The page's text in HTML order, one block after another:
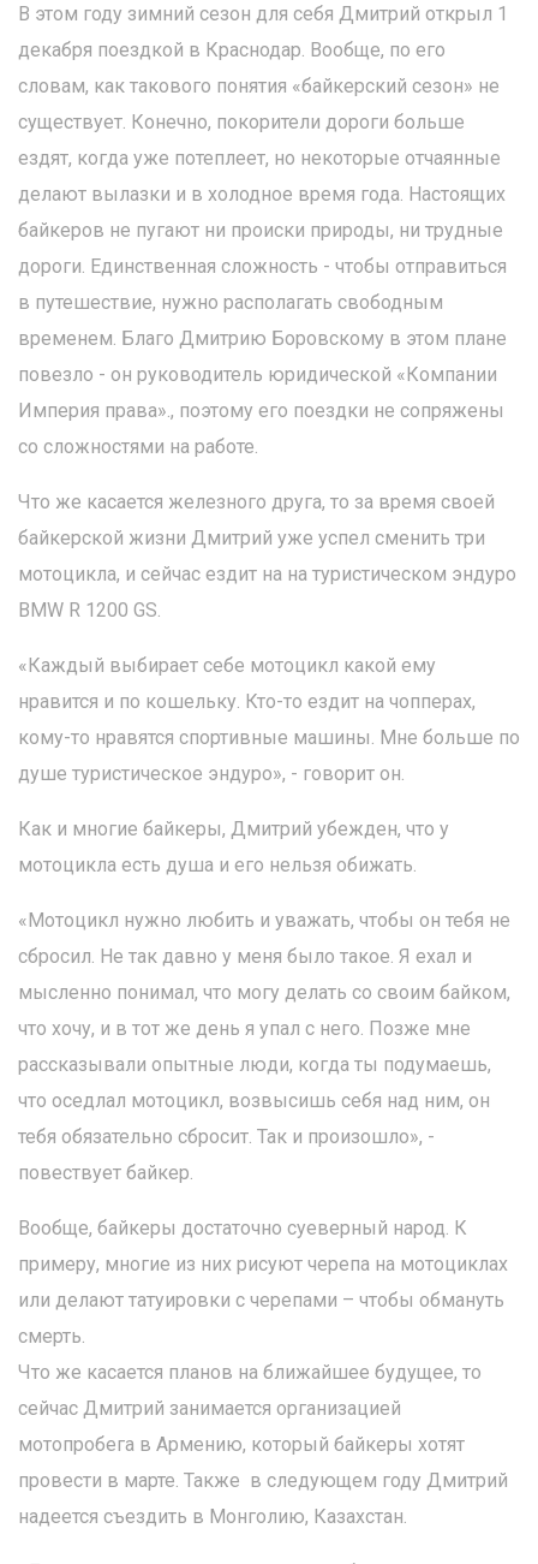
В этом году зимний сезон для себя Дмитрий открыл 1
декабря поездкой в Краснодар. Вообще, по его
словам, как такового понятия «байкерский сезон» не
существует. Конечно, покорители дороги больше
ездят, когда уже потеплеет, но некоторые отчаянные
делают вылазки и в холодное время года. Настоящих
байкеров не пугают ни происки природы, ни трудные
дороги. Единственная сложность - чтобы отправиться
в путешествие, нужно располагать свободным
временем. Благо Дмитрию Боровскому в этом плане
повезло - он руководитель юридической «Компании
Империя права»., поэтому его поездки не сопряжены
со сложностями на работе.
Что же касается железного друга, то за время своей
байкерской жизни Дмитрий уже успел сменить три
мотоцикла, и сейчас ездит на на туристическом эндуро
BMW R 1200 GS.
«Каждый выбирает себе мотоцикл какой ему
нравится и по кошельку. Кто-то ездит на чопперах,
кому-то нравятся спортивные машины. Мне больше по
душе туристическое эндуро», - говорит он.
Как и многие байкеры, Дмитрий убежден, что у
мотоцикла есть душа и его нельзя обижать.
«Мотоцикл нужно любить и уважать, чтобы он тебя не
сбросил. Не так давно у меня было такое. Я ехал и
мысленно понимал, что могу делать со своим байком,
что хочу, и в тот же день я упал с него. Позже мне
рассказывали опытные люди, когда ты подумаешь,
что оседлал мотоцикл, возвысишь себя над ним, он
тебя обязательно сбросит. Так и произошло», -
повествует байкер.
Вообще, байкеры достаточно суеверный народ. К
примеру, многие из них рисуют черепа на мотоциклах
или делают татуировки с черепами – чтобы обмануть
смерть.
Что же касается планов на ближайшее будущее, то
сейчас Дмитрий занимается организацией
мотопробега в Армению, который байкеры хотят
провести в марте. Также в следующем году Дмитрий
надеется съездить в Монголию, Казахстан.